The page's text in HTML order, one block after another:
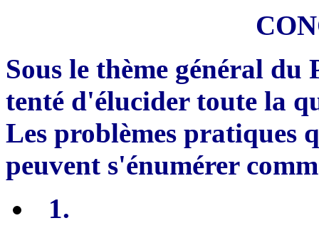
Sous le thème général
tenté d'élucider toute la
Les problèmes pratiques
peuvent s'énumérer
1.